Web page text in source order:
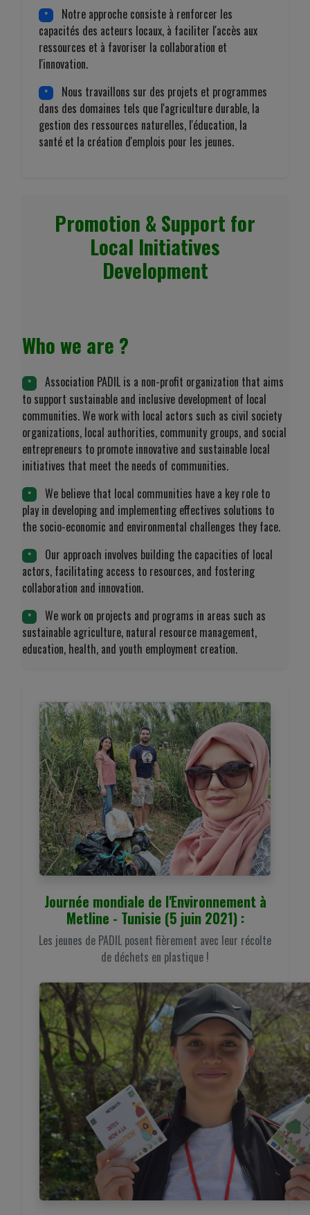
*
Notre approche consiste à renforcer les
capacités des acteurs locaux, à faciliter l'accès aux
ressources et à favoriser la collaboration et
l'innovation.
*
Nous travaillons sur des projets et programmes
dans des domaines tels que l'agriculture durable, la
gestion des ressources naturelles, l'éducation, la
santé et la création d'emplois pour les jeunes.
Promotion & Support for
Local Initiatives
Development
Who we are ?
*
Association PADIL is a non-profit organization that aims
to support sustainable and inclusive development of local
communities. We work with local actors such as civil society
organizations, local authorities, community groups, and social
entrepreneurs to promote innovative and sustainable local
initiatives that meet the needs of communities.
*
We believe that local communities have a key role to
play in developing and implementing effectives solutions to
the socio-economic and environmental challenges they face.
*
Our approach involves building the capacities of local
actors, facilitating access to resources, and fostering
collaboration and innovation.
*
We work on projects and programs in areas such as
sustainable agriculture, natural resource management,
education, health, and youth employment creation.
Journée mondiale de l'Environnement à
Metline - Tunisie (5 juin 2021) :
Les jeunes de PADIL posent fièrement avec leur récolte
de déchets en plastique !